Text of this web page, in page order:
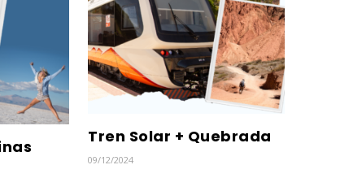
Tren Solar + Quebrada
09/12/2024